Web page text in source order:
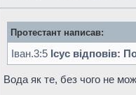
Протестант написав:
Iван.3:5 Ісус відповів:
Вода як те, без чого не